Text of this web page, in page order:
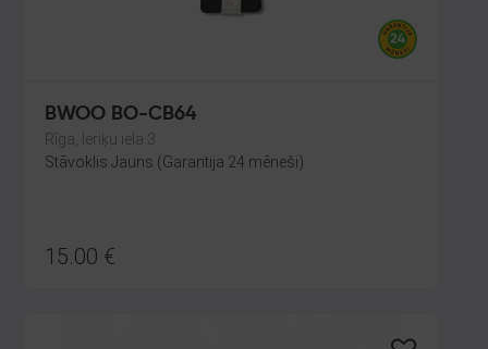
BWOO BO-CB64
Rīga, Ieriķu iela 3
Stāvoklis Jauns (Garantija 24 mēneši)
15.00 €